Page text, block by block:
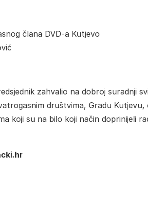
člana DVD-a Kutjevo
zahvalio na dobroj suradnji
društvima, Gradu
koji su na bilo koji način doprinijeli